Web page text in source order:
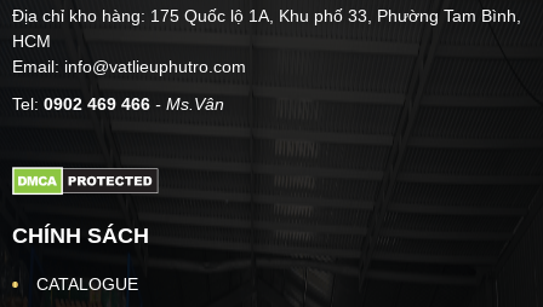
Địa chỉ kho hàng: 175 Quốc lộ 1A, Khu phố 33, Phường Tam Bình,
HCM
Email: info@vatlieuphutro.com
Tel: 0902 469 466 - Ms.Vân
CHÍNH SÁCH
CATALOGUE